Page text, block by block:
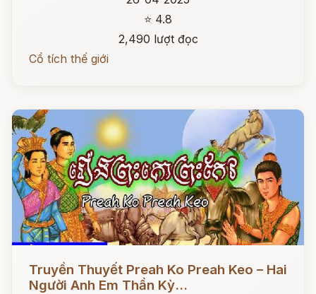
⭐ 4.8
2,490 lượt đọc
Cổ tích thế giới
Đọc ngay
Truyền Thuyết Preah Ko Preah Keo – Hai
Người Anh Em Thần Kỳ...